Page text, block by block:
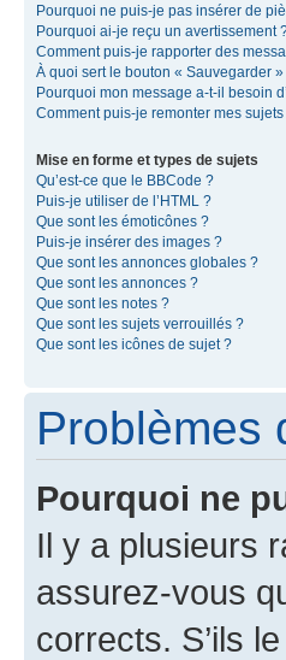
Pourquoi ne puis-je pas insérer de
Pourquoi ai-je reçu un avertissement
Comment puis-je rapporter des
À quoi sert le bouton « Sauvegarder
Pourquoi mon message a-t-il besoin
Comment puis-je remonter mes sujets
Mise en forme et types de sujets
Qu’est-ce que le BBCode ?
Puis-je utiliser de l’HTML ?
Que sont les émoticônes ?
Puis-je insérer des images ?
Que sont les annonces globales ?
Que sont les annonces ?
Que sont les notes ?
Que sont les sujets verrouillés ?
Que sont les icônes de sujet ?
Problèmes
Pourquoi ne
Il y a plusieurs
assurez-vous
corrects. S’ils